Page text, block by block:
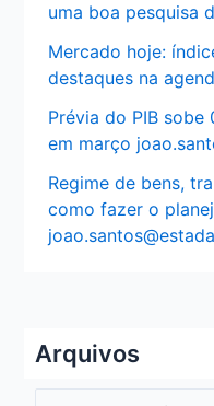
uma boa pesquisa
Mercado hoje:
destaques na
Prévia do PIB sobe
em março
Regime de bens,
como fazer o
Arquivos